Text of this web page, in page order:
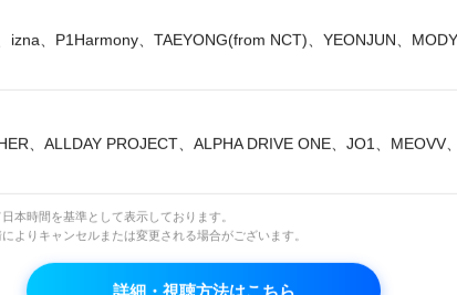
登場した9人は、「Devil Game」で魅惑的なパフ
FIGHTER2」の優勝チームBEBEのリーダー
」では、爽やかさが漂う中どこか切なさをまと
囲気あふれるステージを展開。ストーリーを表現
用した振り付けで見どころ満載のステージを完成
izna、P1Harmony、TAEYONG(from NCT)、YEONJUN、
、ALLDAY PROJECT、ALPHA DRIVE ONE、JO1、MEOVV
本時間を基準として表示しております。
よりキャンセルまたは変更される場合がございます。